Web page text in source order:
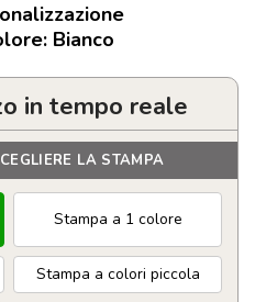
Bianco
in tempo reale
LA STAMPA
Stampa a 1 colore
Stampa a colori piccola